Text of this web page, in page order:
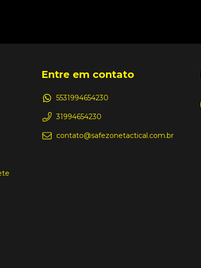
Entre em contato
5531994654230
31994654230
contato@safezonetactical.com.br